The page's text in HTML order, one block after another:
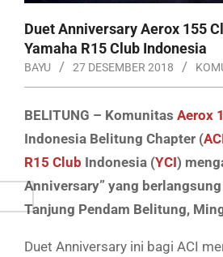
Duet Anniversary Aerox 155
Yamaha R15 Club Indonesia
BAYU 27 DESEMBER 2018
BELITUNG – Komunitas Aerox
Indonesia Belitung Chapter (
R15 Club Indonesia (YCI)
Anniversary” yang
Tanjung Pendam Belitung,
Duet Anniversary ini bagi ACI